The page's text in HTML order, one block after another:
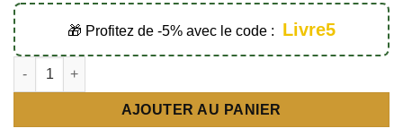
🎁 Profitez de -5% avec le code : Livre5
quantité de La purification et la prière du malade - Éditions Al-
AJOUTER AU PANIER